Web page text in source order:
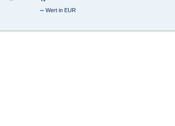
–Wert in EUR